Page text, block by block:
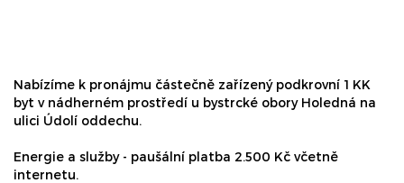
Nabízíme k pronájmu částečně zařízený podkrovní 1 KK
byt v nádherném prostředí u bystrcké obory Holedná na
ulici Údolí oddechu.
Energie a služby - paušální platba 2.500 Kč včetně
internetu.